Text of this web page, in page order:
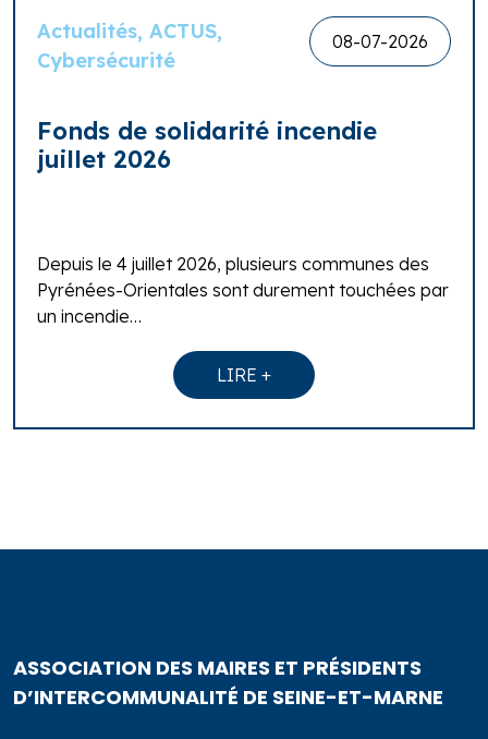
Actualités, ACTUS,
Cybersécurité
08-07-2026
Fonds de solidarité incendie
juillet 2026
Depuis le 4 juillet 2026, plusieurs communes des
Pyrénées-Orientales sont durement touchées par
un incendie…
LIRE +
ASSOCIATION DES MAIRES ET PRÉSIDENTS
D’INTERCOMMUNALITÉ DE SEINE-ET-MARNE